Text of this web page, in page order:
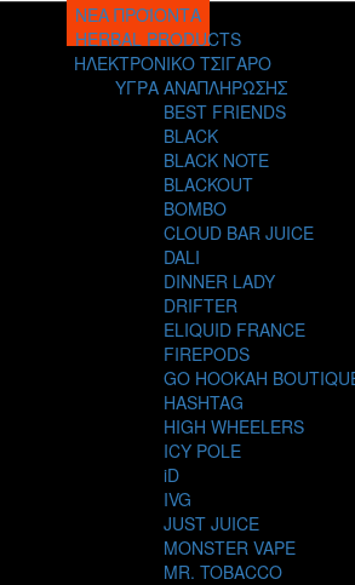
ΝΕΑ ΠΡΟΪΟΝΤΑ
HERBAL PRODUCTS
ΗΛΕΚΤΡΟΝΙΚΟ ΤΣΙΓΑΡΟ
ΥΓΡΑ ΑΝΑΠΛΗΡΩΣΗΣ
BEST FRIENDS
BLACK
BLACK NOTE
BLACKOUT
BOMBO
CLOUD BAR JUICE
DALI
DINNER LADY
DRIFTER
ELIQUID FRANCE
FIREPODS
GO HOOKAH
HASHTAG
HIGH WHEELERS
ICY POLE
iD
IVG
JUST JUICE
MONSTER VAPE
MR. TOBACCO